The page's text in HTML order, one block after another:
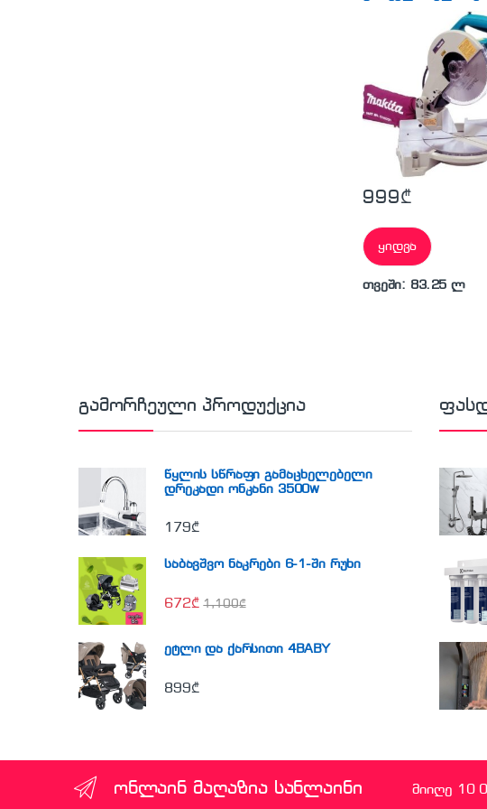
999₾
ყიდვა
თვეში: 83.25 ლ
გამორჩეული პროდუქცია
წყლის სწრაფი გამაცხელებელი
დრეკადი ონკანი 3500w
179₾
საბავშვო ნაკრები 6-1-ში რუხი
672₾ 1,100₾
ეტლი და ქარსითი 4BABY
899₾
ონლაინ მაღაზია სანლაინი მიიღე 10